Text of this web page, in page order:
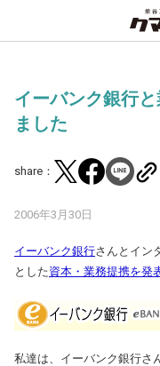
イーバンク銀行
ました
share：
2006年3月30日
イーバンク銀行さんとイン
とした資本・業務提携を発
私達は、イーバンク銀行さ